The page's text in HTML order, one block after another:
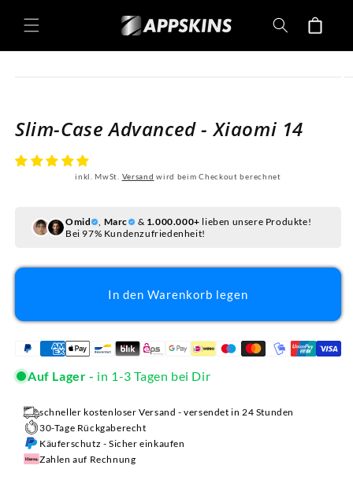
zum
Inhalt
Warenkorb
Slim-Case Advanced - Xiaomi 14
inkl. MwSt. Versand wird beim Checkout berechnet
Omid , Marc & 1.000.000+ lieben unsere Produkte!
Bei 97% Kundenzufriedenheit!
In den Warenkorb legen
Auf Lager - in 1-3 Tagen bei Dir
schneller kostenloser Versand - versendet in 24 Stunden
30-Tage Rückgaberecht
Käuferschutz - Sicher einkaufen
Zahlen auf Rechnung